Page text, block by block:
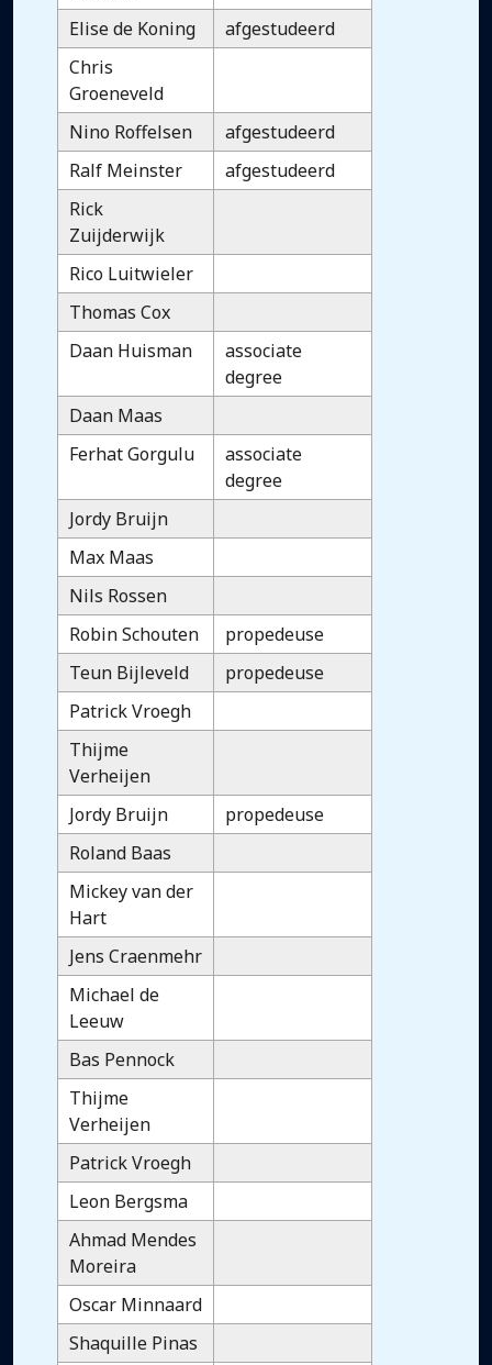
Elise de Koning
afgestudeerd
Chris
Groeneveld
Nino Roffelsen
afgestudeerd
Ralf Meinster
afgestudeerd
Rick
Zuijderwijk
Rico Luitwieler
Thomas Cox
Daan Huisman
associate
degree
Daan Maas
Ferhat Gorgulu
associate
degree
Jordy Bruijn
Max Maas
Nils Rossen
Robin Schouten
propedeuse
Teun Bijleveld
propedeuse
Patrick Vroegh
Thijme
Verheijen
Jordy Bruijn
propedeuse
Roland Baas
Mickey van der
Hart
Jens Craenmehr
Michael de
Leeuw
Bas Pennock
Thijme
Verheijen
Patrick Vroegh
Leon Bergsma
Ahmad Mendes
Moreira
Oscar Minnaard
Shaquille Pinas